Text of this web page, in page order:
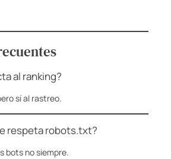
al ranking?
sí al rastreo.
respeta robots.txt?
bots no siempre.